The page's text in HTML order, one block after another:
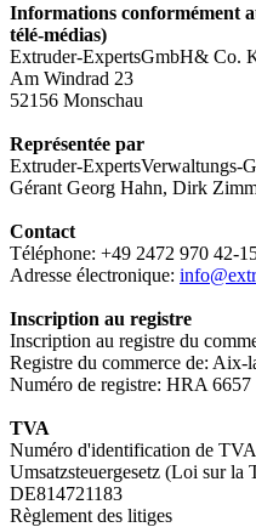
Informations conformément
télé-médias)
Extruder-ExpertsGmbH& Co.
Am Windrad 23
52156 Monschau
Représentée par
Extruder-ExpertsVerwaltungs-
Gérant Georg Hahn, Dirk
Contact
Téléphone: +49 2472 970 42-
Adresse électronique:
Inscription au registre
Inscription au registre du
Registre du commerce de: Aix-
Numéro de registre: HRA 6657
TVA
Numéro d'identification de
Umsatzsteuergesetz (Loi sur la
DE814721183
Règlement des litiges